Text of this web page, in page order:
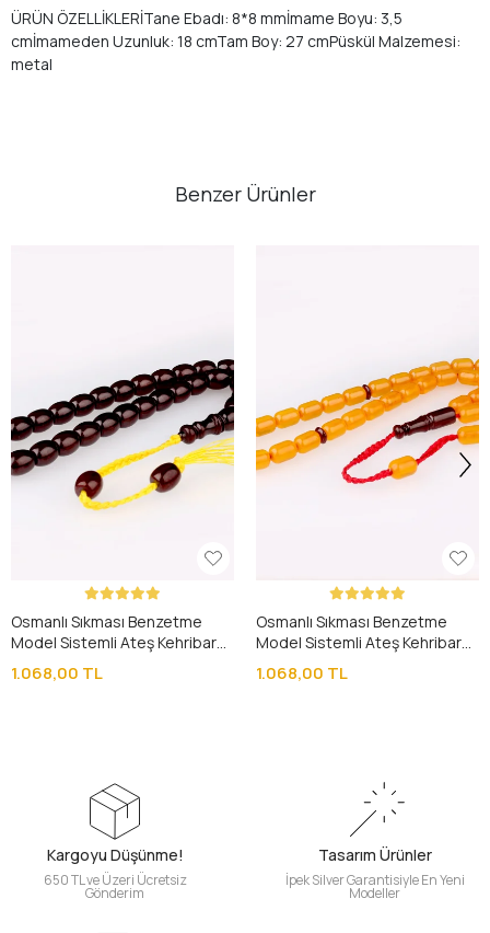
ÜRÜN ÖZELLİKLERİTane Ebadı: 8*8 mmİmame Boyu: 3,5
cmİmameden Uzunluk: 18 cmTam Boy: 27 cmPüskül Malzemesi:
metal
Benzer Ürünler
Osmanlı Sıkması Benzetme
Model Sistemli Ateş Kehribar
Tesbih
1.068,00 TL
Osmanlı Sıkması Benzetme
Model Sistemli Ateş Kehribar
Tesbih
1.068,00 TL
Kargoyu Düşünme!
650 TL ve Üzeri Ücretsiz
Gönderim
Tasarım Ürünler
İpek Silver Garantisiyle En Yeni
Modeller